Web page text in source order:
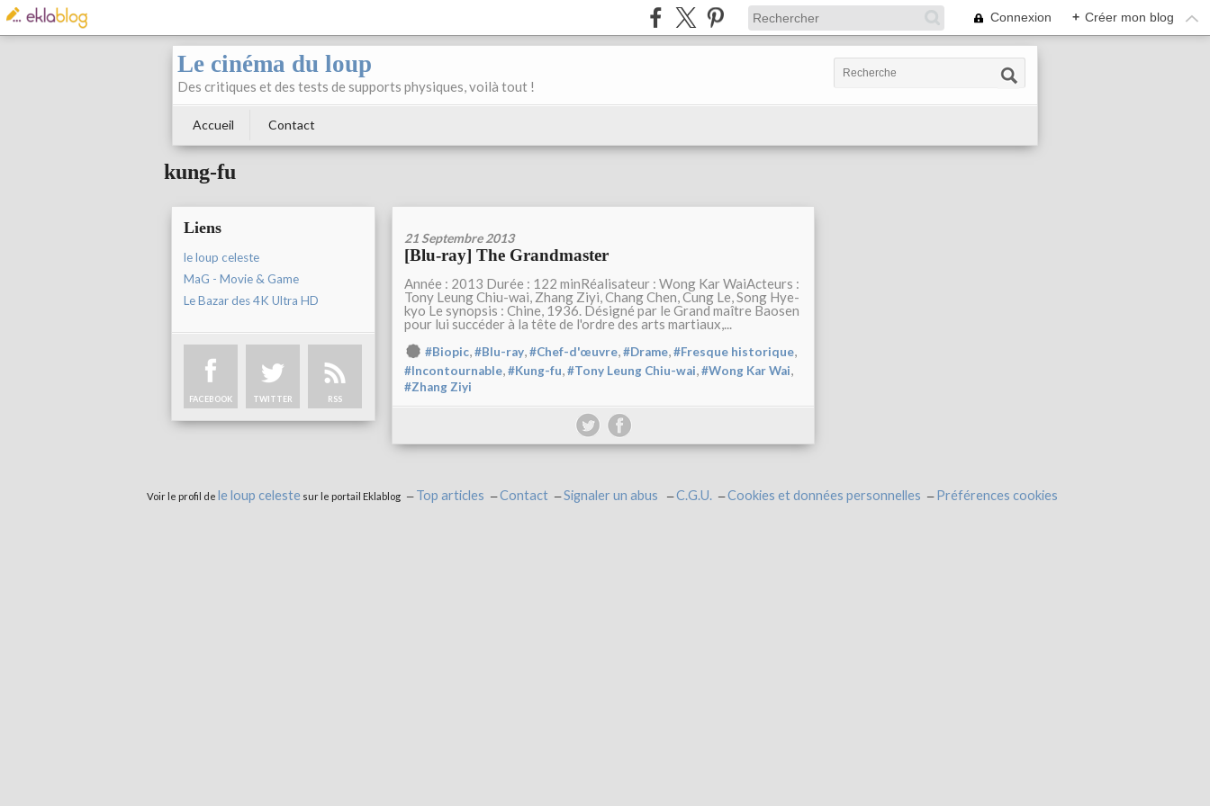
Connexion + Créer mon blog
Le cinéma du loup
Des critiques et des tests de supports physiques, voilà tout !
Accueil Contact
kung-fu
Liens
le loup celeste
MaG - Movie & Game
Le Bazar des 4K Ultra HD
FACEBOOK TWITTER RSS
21 Septembre 2013
[Blu-ray] The Grandmaster
Année : 2013 Durée : 122 minRéalisateur : Wong Kar WaiActeurs :
Tony Leung Chiu-wai, Zhang Ziyi, Chang Chen, Cung Le, Song Hye-
kyo Le synopsis : Chine, 1936. Désigné par le Grand maître Baosen
pour lui succéder à la tête de l'ordre des arts martiaux,...
#Biopic,#Blu-ray,#Chef-d'œuvre,#Drame,#Fresque historique,
#Incontournable,#Kung-fu,#Tony Leung Chiu-wai,#Wong Kar Wai,
#Zhang Ziyi
Voir le profil de le loup celeste sur le portail Eklablog Top articles Contact Signaler un abus C.G.U. Cookies et données personnelles Préférences cookies